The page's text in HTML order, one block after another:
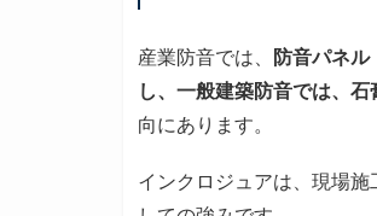
産業防音では、
防音パネ
し、一般建築防音では、
向にあります。
インクロジュアは、現場